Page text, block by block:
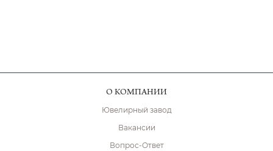
О КОМПАНИИ
Ювелирный завод
Вакансии
Вопрос-Ответ